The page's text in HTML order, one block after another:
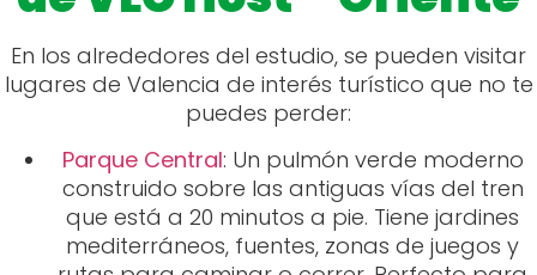
En los alrededores del estudio, se pueden visitar
lugares de Valencia de interés turístico que no te
puedes perder:
Parque Central: Un pulmón verde moderno
construido sobre las antiguas vías del tren
que está a 20 minutos a pie. Tiene jardines
mediterráneos, fuentes, zonas de juegos y